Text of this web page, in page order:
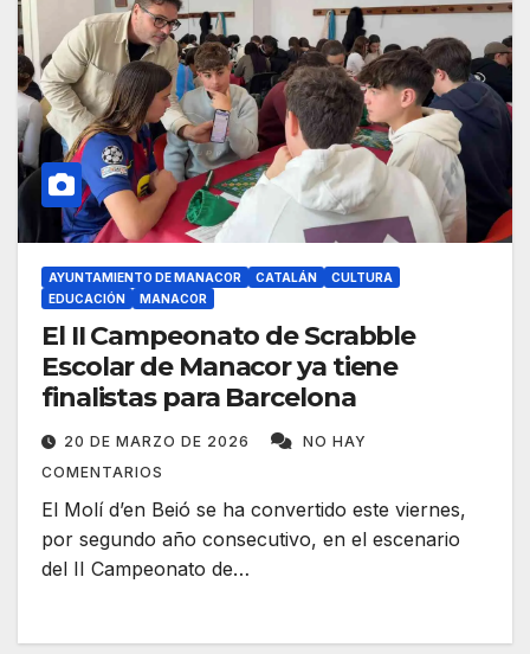
AYUNTAMIENTO DE MANACOR CATALÁN
CULTURA
EDUCACIÓN
MANACOR
El II Campeonato de Scrabble
Escolar de Manacor ya tiene
finalistas para Barcelona
20 DE MARZO DE 2026
NO HAY
COMENTARIOS
El Molí d’en Beió se ha convertido este viernes,
por segundo año consecutivo, en el escenario
del II Campeonato de…